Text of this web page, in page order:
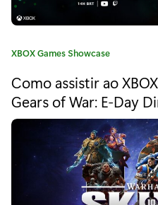
C
t
e
o
XBOX Games Showcase
Como assistir ao
Gears of War: E-Day